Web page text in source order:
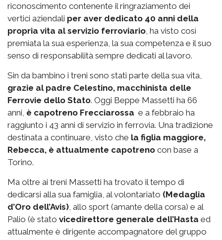
riconoscimento contenente il ringraziamento dei
vertici aziendali per aver dedicato 40 anni della
propria vita al servizio ferroviario , ha visto così
premiata la sua esperienza, la sua competenza e il suo
senso di responsabilità sempre dedicati al lavoro.
Sin da bambino i treni sono stati parte della sua vita,
grazie al padre Celestino, macchinista delle
Ferrovie dello Stato. Oggi Beppe Massetti ha 66
anni, è capotreno Frecciarossa e a febbraio ha
raggiunto i 43 anni di servizio in ferrovia. Una tradizione
destinata a continuare, visto che la figlia maggiore,
Rebecca, è attualmente capotreno con base a
Torino.
Ma oltre ai treni Massetti ha trovato il tempo di
dedicarsi alla sua famiglia, al volontariato (Medaglia
d’Oro dell’Avis) , allo sport (amante della corsa) e al
Palio (è stato vicedirettore generale dell’Hasta ed
attualmente è dirigente accompagnatore del gruppo